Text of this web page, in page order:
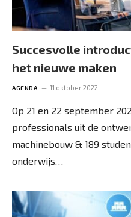
Succesvolle
het nieuwe maken
AGENDA 11 oktober 2022
Op 21 en 22 september
professionals uit de
machinebouw & 189
onderwijs…